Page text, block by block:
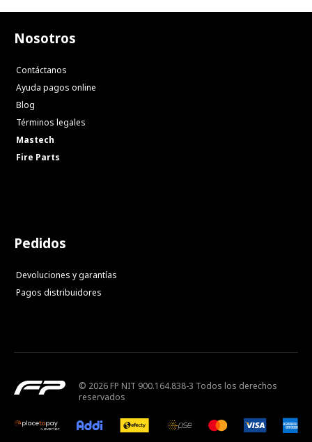
Nosotros
Contáctanos
Ayuda pagos online
Blog
Términos legales
Mastech
Fire Parts
Pedidos
Devoluciones y garantías
Pagos distribuidores
© 2026 FP NIT 900.164.838-3 Todos los derechos
reservados